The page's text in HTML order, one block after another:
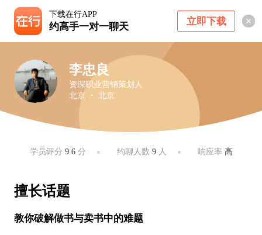
下载在行APP
约高手一对一聊天 立即下载
李忠良
资深职业营销策划人
北京 ・ 北京
学员评分 9.6分 约聊人数 9人 响应率 高
擅长话题
教你破解做书与卖书中的难题